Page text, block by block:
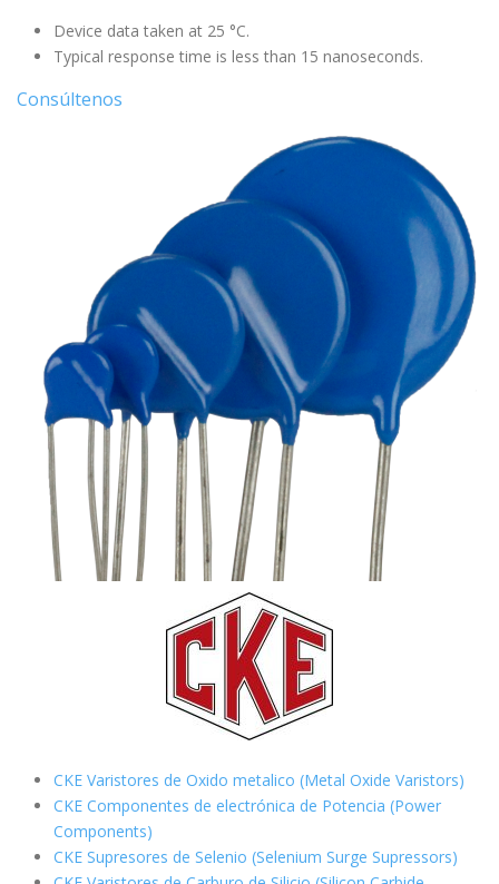
Device data taken at 25 °C.
Typical response time is less than 15 nanoseconds.
Consúltenos
CKE Varistores de Oxido metalico (Metal Oxide Varistors)
CKE Componentes de electrónica de Potencia (Power
Components)
CKE Supresores de Selenio (Selenium Surge Supressors)